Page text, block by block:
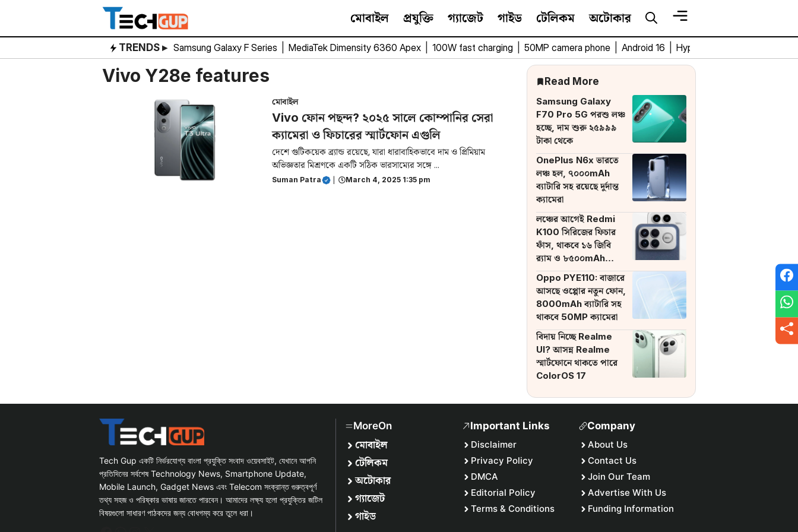
content
মোবাইল প্রযুক্তি গ্যাজেট গাইড টেলিকম অটোকার
TRENDS ▸ Samsung Galaxy F Series MediaTek Dimensity 6360 Apex 100W fast charging 50MP camera phone Android 16 HyperOS 3
Vivo Y28e features
মোবাইল
Vivo ফোন পছন্দ? ২০২৫ সালে কোম্পানির সেরা
ক্যামেরা ও ফিচারের স্মার্টফোন এগুলি
দেশে গুটিকয়েক ব্র্যান্ড রয়েছে, যারা ধারাবাহিকভাবে দাম ও প্রিমিয়াম
অভিজ্ঞতার মিশ্রণকে একটি সঠিক ভারসাম্যের সঙ্গে ...
Suman Patra March 4, 2025 1:35 pm
Read More
Samsung Galaxy
F70 Pro 5G পরশু লঞ্চ
হচ্ছে, দাম শুরু ২৫৯৯৯
টাকা থেকে
OnePlus N6x ভারতে
লঞ্চ হল, ৭০০০mAh
ব্যাটারি সহ রয়েছে দুর্দান্ত
ক্যামেরা
লঞ্চের আগেই Redmi
K100 সিরিজের ফিচার
ফাঁস, থাকবে ১৬ জিবি
র‌্যাম ও ৮৫০০mAh
ব্যাটারি
Oppo PYE110: বাজারে
আসছে ওপ্পোর নতুন ফোন,
8000mAh ব্যাটারি সহ
থাকবে 50MP ক্যামেরা
বিদায় নিচ্ছে Realme
UI? আসন্ন Realme
স্মার্টফোনে থাকতে পারে
ColorOS 17
Tech Gup একটি নির্ভরযোগ্য বাংলা প্রযুক্তি সংবাদ ওয়েবসাইট, যেখানে আপনি
প্রতিদিনের সর্বশেষ Technology News, Smartphone Update,
Mobile Launch, Gadget News এবং Telecom সংক্রান্ত গুরুত্বপূর্ণ
তথ্য সহজ ও পরিষ্কার ভাষায় জানতে পারবেন। আমাদের লক্ষ্য হলো প্রযুক্তির জটিল
বিষয়গুলো সাধারণ পাঠকদের জন্য বোধগম্য করে তুলে ধরা।
MoreOn
মোবাইল
টেলিকম
অটোকার
গ্যাজেট
গাইড
Important Links
Disclaimer
Privacy Policy
DMCA
Editorial Policy
Terms & Conditions
Company
About Us
Contact Us
Join Our Team
Advertise With Us
Funding Information